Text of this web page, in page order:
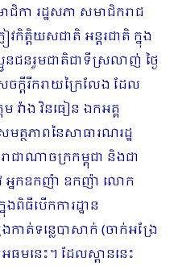
កា រដ្ឋសភា សមាជិករាជ
កិត្តិយសជាតិ អន្តរជាតិ ក្នុង
ជនរួមជាតិជាទីស្រលាញ់ ថ្ងៃ
ចក្ដីរីករាយក្រៃលែង ដែល
វ៉ាង វិនធៀន ឯកអគ្គ
ត្ថភាពនៃសាធារណរដ្ឋ
ាជាណាចក្រកម្ពុជា និងជា
អ្នកឧកញ៉ា ឧកញ៉ា លោក
ពិធីបើកការដ្ឋាន
ាត់ទន្លេបាសាក់ (ចាក់អង្រែ
ធមនេះ។ ដែលស្ពាននេះ